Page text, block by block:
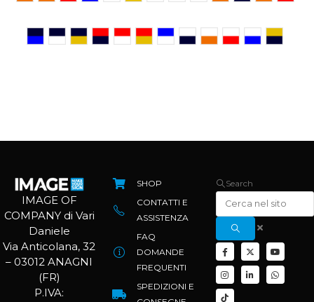
IMAGE OF
COMPANY di Vari
Daniele
Via Anticolana, 32
– 03012 ANAGNI
(FR)
P.IVA:
SHOP
CONTATTI E
ASSISTENZA
FAQ
DOMANDE
FREQUENTI
SPEDIZIONI E
Search